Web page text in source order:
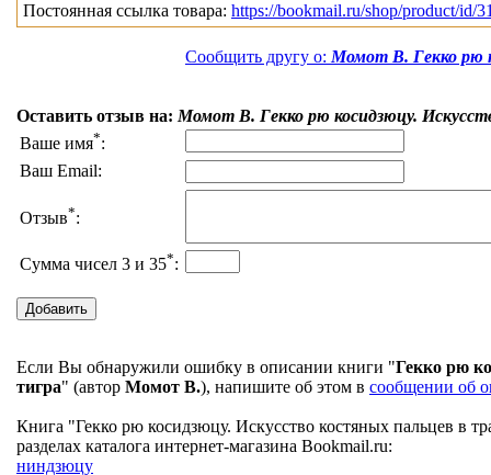
Постоянная ссылка товара: https://bookmail.ru/shop/product/id/
Сообщить другу о:Момот В. Гекко рю
Оставить отзыв на:Момот В. Гекко рю косидзюцу.
Ваше имя*:
Ваш Email:
Отзыв*:
Сумма чисел 3 и 35*:
Если Вы обнаружили ошибку в описании книги "Гекко рю
тигра" (автор Момот В.), напишите об этом в сообщении об
Книга "Гекко рю косидзюцу. Искусство костяных пальцев в
разделах каталога интернет-магазина Bookmail.ru:
ниндзюцу